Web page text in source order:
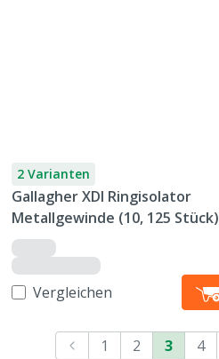
2 Varianten
Gallagher XDI Ringisolator
Metallgewinde (10, 125 Stück)
Vergleichen
1 2 3
4